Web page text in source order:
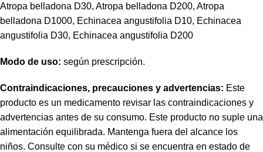
Atropa belladona D30, Atropa belladona D200, Atropa
belladona D1000, Echinacea angustifolia D10, Echinacea
angustifolia D30, Echinacea angustifolia D200
Modo de uso: según prescripción.
Contraindicaciones, precauciones y advertencias: Este
producto es un medicamento revisar las contraindicaciones y
advertencias antes de su consumo. Este producto no suple una
alimentación equilibrada. Mantenga fuera del alcance los
niños. Consulte con su médico si se encuentra en estado de